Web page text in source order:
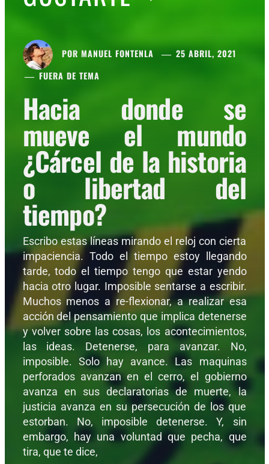
POR MANUEL FONTENLA
25 ABRIL, 2021
FUERA DE TEMA
Hacia donde se
mueve el mundo
¿Cárcel de la historia
o libertad del
tiempo?
Escribo estas líneas mirando el reloj con cierta
impaciencia. Todo el tiempo estoy llegando
tarde, todo el tiempo tengo que estar yendo
hacia otro lugar. Imposible sentarse a escribir.
Muchos menos a re-flexionar, a realizar esa
acción del pensamiento que implica detenerse
y volver sobre las cosas, los acontecimientos,
las ideas. Detenerse, para avanzar. No,
imposible. Solo hay avance. Las maquinas
perforados avanzan en el cerro, el gobierno
avanza en sus declaratorias de muerte, la
justicia avanza en su persecución de los que
estorban. No, imposible detenerse. Y, sin
embargo, hay una voluntad que pecha, que
tira, que te dice,